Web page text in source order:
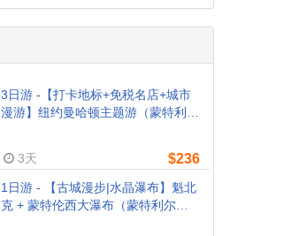
3日游 -【打卡地标+免税名店+城市
漫游】纽约曼哈顿主题游（蒙特利尔
3天 $236
1日游 - 【古城漫步|水晶瀑布】魁北
克 + 蒙特伦西大瀑布（蒙特利尔往